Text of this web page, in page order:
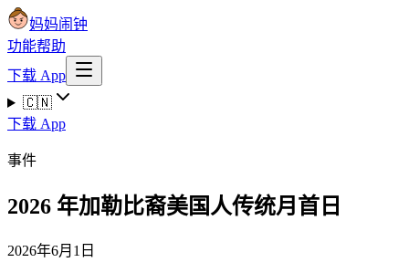
妈妈闹钟
功能帮助
下载 App
🇨🇳
下载 App
事件
2026 年加勒比裔美国人传统月首日
2026年6月1日